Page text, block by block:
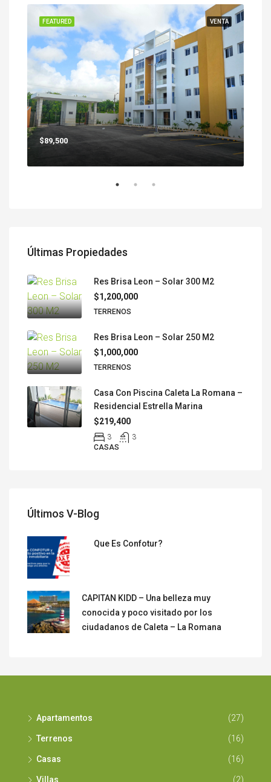
VENTA
FEATURED
$89,500
Últimas Propiedades
Res Brisa Leon – Solar 300 M2
$1,200,000
TERRENOS
Res Brisa Leon – Solar 250 M2
$1,000,000
TERRENOS
Casa Con Piscina Caleta La Romana –
Residencial Estrella Marina
$219,400
3
3
CASAS
Últimos V-Blog
Que Es Confotur?
CAPITAN KIDD – Una belleza muy
conocida y poco visitado por los
ciudadanos de Caleta – La Romana
Apartamentos (27)
Terrenos (16)
Casas (16)
Villas (2)